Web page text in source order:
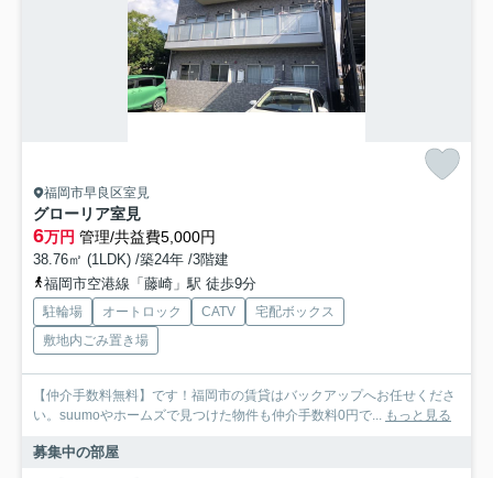
福岡市早良区室見
グローリア室見
6万円 管理/共益費5,000円
38.76㎡ (1LDK) /築24年 /3階建
福岡市空港線「藤崎」駅 徒歩9分
駐輪場 オートロック CATV
宅配ボックス
敷地内ごみ置き場
【仲介手数料無料】です！福岡市の賃貸はバックアップへお任せくださ
い。suumoやホームズで見つけた物件も仲介手数料0円で... もっと見る
募集中の部屋